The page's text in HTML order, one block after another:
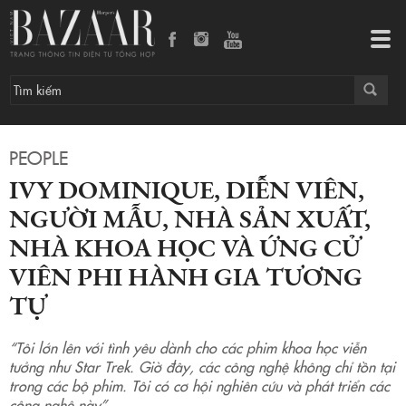
PEOPLE
IVY DOMINIQUE, DIỄN VIÊN,
NGƯỜI MẪU, NHÀ SẢN XUẤT,
NHÀ KHOA HỌC VÀ ỨNG CỬ
VIÊN PHI HÀNH GIA TƯƠNG
TỰ
“Tôi lớn lên với tình yêu dành cho các phim khoa học viễn
tưởng như Star Trek. Giờ đây, các công nghệ không chỉ tồn tại
trong các bộ phim. Tôi có cơ hội nghiên cứu và phát triển các